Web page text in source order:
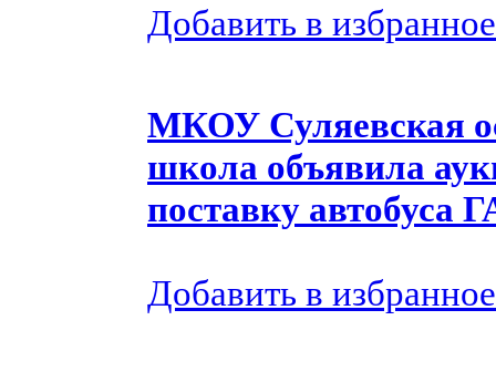
Добавить в избранное
МКОУ Суляевская
школа объявила
поставку автобуса
Добавить в избранное